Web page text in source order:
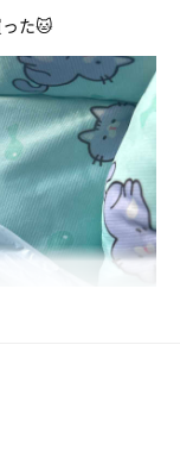
）た🐱